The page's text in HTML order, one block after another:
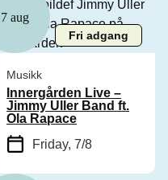
7 aug
Fri adgang
Musikk
Innergården Live –
Jimmy Uller Band ft.
Ola Rapace
Friday, 7/8